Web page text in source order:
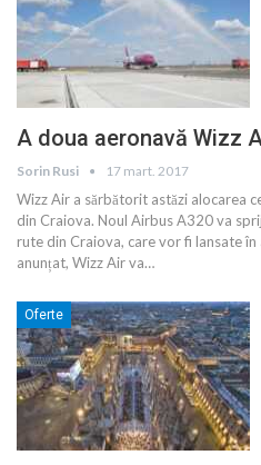
A doua aeronavă Wizz
Sorin Rusi 17 mart. 2017
Wizz Air a sărbătorit astăzi alocarea
din Craiova. Noul Airbus A320 va
rute din Craiova, care vor fi lansate în
anunțat, Wizz Air va…
Oferte